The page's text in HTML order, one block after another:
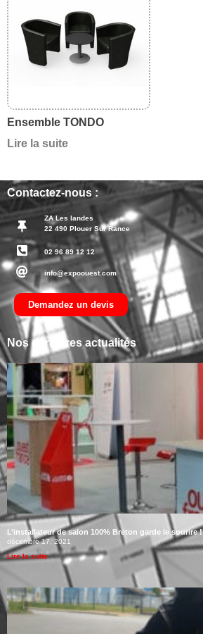
Ensemble TONDO
Lire la suite
Contactez-nous :
ZA Les landes
22 490 Plouer Sur Rance
02 96 89 12 12
info@expoouest.com
Demandez un devis
Nos dernières actualités
L’installateur de salon 100% Breton garde le sourire !
décembre 17, 2021
Lire la suite